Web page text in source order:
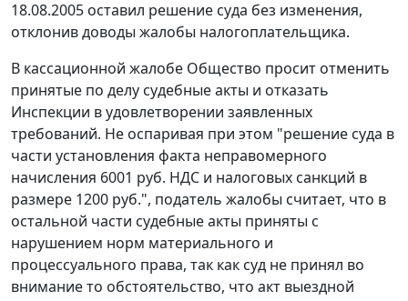
18.08.2005 оставил решение суда без изменения,
отклонив доводы жалобы налогоплательщика.
В кассационной жалобе Общество просит отменить
принятые по делу судебные акты и отказать
Инспекции в удовлетворении заявленных
требований. Не оспаривая при этом "решение суда в
части установления факта неправомерного
начисления 6001 руб. НДС и налоговых санкций в
размере 1200 руб.", податель жалобы считает, что в
остальной части судебные акты приняты с
нарушением норм материального и
процессуального права, так как суд не принял во
внимание то обстоятельство, что акт выездной